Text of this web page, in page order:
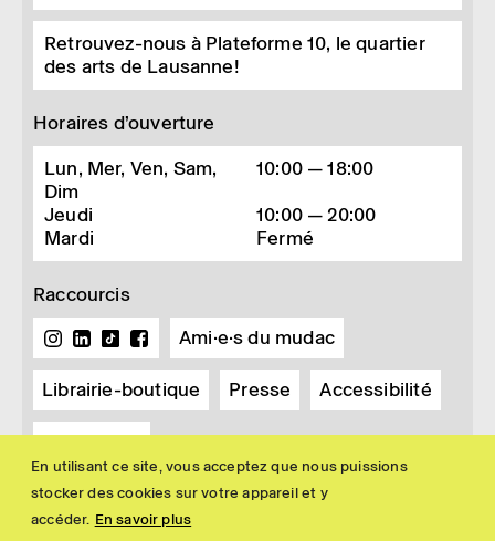
En utilisant ce site, vous acceptez que nous puissions
stocker des cookies sur votre appareil et y
accéder. En savoir plus
Retrouvez-nous à Plateforme 10, le quartier
des arts de Lausanne!
Horaires d’ouverture
Lun, Mer, Ven, Sam,
Dim
10:00 — 18:00
Jeudi
10:00 — 20:00
Mardi
Fermé
Raccourcis
Ami·e·s du mudac
Librairie-boutique Presse Accessibilité
Newsletter